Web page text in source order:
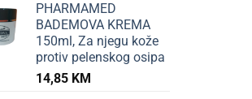
PHARMAMED
BADEMOVA KREMA
150ml, Za njegu kože
protiv pelenskog osipa
14,85 KM